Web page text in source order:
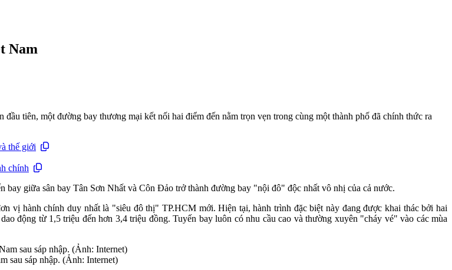
Nam
tiên, một đường bay thương mại kết nối hai điểm đến nằm trọn vẹn trong cùng một thành phố đã chính thức ra
thế giới
chính
giữa sân bay Tân Sơn Nhất và Côn Đảo trở thành đường bay "nội đô" độc nhất vô nhị của cả nước.
vị hành chính duy nhất là "siêu đô thị" TP.HCM mới. Hiện tại, hành trình đặc biệt này đang được khai thác bởi hai
động từ 1,5 triệu đến hơn 3,4 triệu đồng. Tuyến bay luôn có nhu cầu cao và thường xuyên "cháy vé" vào các mùa
sau sáp nhập. (Ảnh: Internet)